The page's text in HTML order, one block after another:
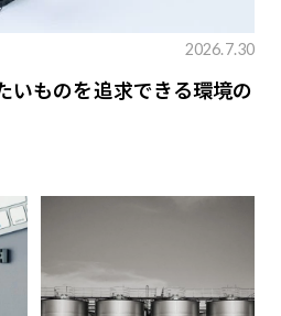
2026.7.30
いものを追求できる環境の